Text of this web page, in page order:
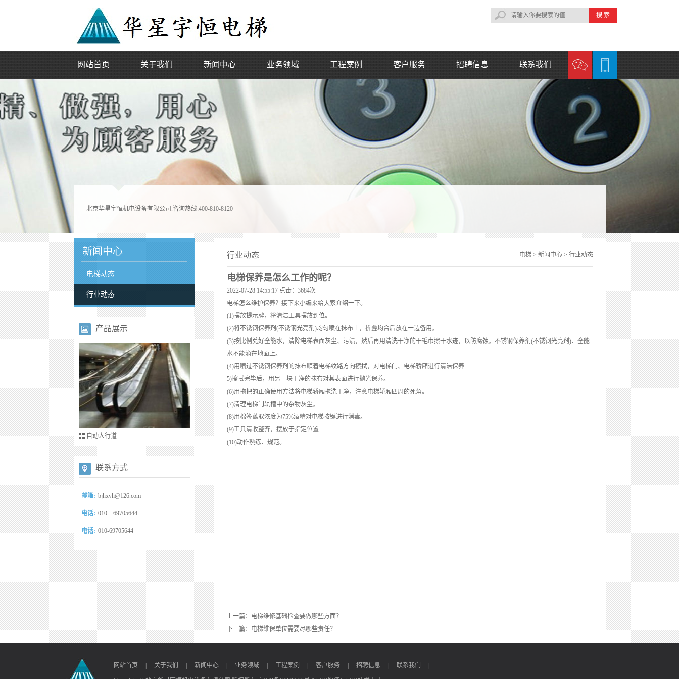
搜 索
网站首页 关于我们
企业文化
企业荣誉
新闻中心
电梯动态
行业动态
业务领域 工程案例
工程项目
客户服务 招聘信息 联系我们
联系方式
在线留言
北京华星宇恒机电设备有限公司.咨询热线:400-810-8120
新闻中心
电梯动态
行业动态
产品展示
自动人行道
联系方式
邮箱: bjhxyh@126.com
电话: 010—69705644
电话: 010-69705644
行业动态 电梯> 新闻中心> 行业动态
电梯保养是怎么工作的呢？
2022-07-28 14:55:17 点击：3684次
电梯怎么维护保养？接下来小编来给大家介绍一下。
(1)摆放提示牌，将清洁工具摆放到位。
(2)将不锈钢保养剂(不锈钢光亮剂)均匀喷在抹布上，折叠均合后放在一边备用。
(3)按比例兑好全能水，清除电梯表面灰尘、污渍，然后再用清洗干净的干毛巾擦干水迹，以防腐蚀。不锈钢保养剂(不锈钢光亮剂)、全能
水不能滴在地面上。
(4)用喷过不锈钢保养剂的抹布顺着电梯纹路方向擦拭，对电梯门、电梯轿厢进行清洁保养
5)擦拭完毕后，用另一块干净的抹布对其表面进行抛光保养。
(6)用拖把的正确使用方法将电梯轿厢拖洗干净，注意电梯轿厢四周的死角。
(7)清理电梯门轨槽中的杂物灰尘。
(8)用棉签蘸取浓度为75%酒精对电梯按键进行消毒。
(9)工具清收整齐，摆放于指定位置
(10)动作熟练、规范。
上一篇：
电梯维修基础检查要做哪些方面？
下一篇：
电梯维保单位需要尽哪些责任？
网站首页 关于我们 新闻中心 业务领域 工程案例 客户服务 招聘信息 联系我们